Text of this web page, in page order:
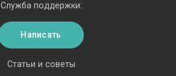
Статьи и советы
Служба поддержки:
Написать